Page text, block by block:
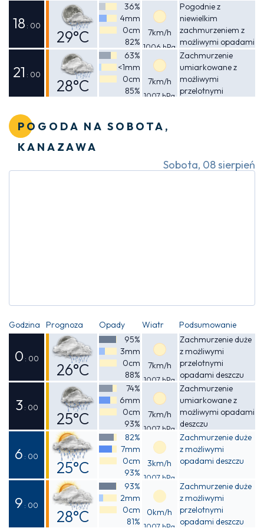
Odczuwalna
37°C
przelotnymi
opadami deszczu
18 : 00
29°C
Odczuwalna
34°C
36%
4mm
0cm
82%
7km/h
1006 hPa
Pogodnie z
niewielkim
zachmurzeniem z
możliwymi opadami
deszczu
21 : 00
28°C
63%
<1mm
0cm
85%
7km/h
1007 hPa
Zachmurzenie
umiarkowane z
możliwymi
przelotnymi
POGODA NA SOBOTA,
KANAZAWA
Sobota, 08 sierpień
Godzina Prognoza Opady Wiatr Podsumowanie
0 : 00
26°C
Odczuwalna
27°C
95%
3mm
0cm
88%
7km/h
1007 hPa
Zachmurzenie duże
z możliwymi
przelotnymi
opadami deszczu
3 : 00
25°C
Odczuwalna
26°C
74%
6mm
0cm
93%
7km/h
1007 hPa
Zachmurzenie
umiarkowane z
możliwymi opadami
deszczu
6 : 00
25°C
Odczuwalna
26°C
82%
7mm
0cm
93%
3km/h
1007 hPa
Zachmurzenie duże
z możliwymi
opadami deszczu
9 : 00
28°C
93%
2mm
0cm
81%
0km/h
1007 hPa
Zachmurzenie duże
z możliwymi
przelotnymi
opadami deszczu